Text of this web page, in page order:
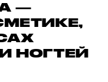
—
НОГТЕЙ